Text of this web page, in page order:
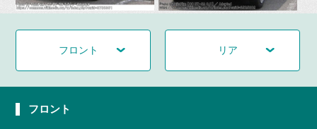
フロント リア
フロント